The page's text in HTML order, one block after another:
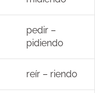
pedir –
pidiendo
reír – riendo